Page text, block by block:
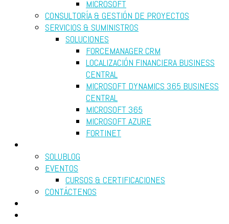
MICROSOFT
CONSULTORÍA & GESTIÓN DE PROYECTOS
SERVICIOS & SUMINISTROS
SOLUCIONES
FORCEMANAGER CRM
LOCALIZACIÓN FINANCIERA BUSINESS
CENTRAL
MICROSOFT DYNAMICS 365 BUSINESS
CENTRAL
MICROSOFT 365
MICROSOFT AZURE
FORTINET
SOLUBLOG
EVENTOS
CURSOS & CERTIFICACIONES
CONTÁCTENOS